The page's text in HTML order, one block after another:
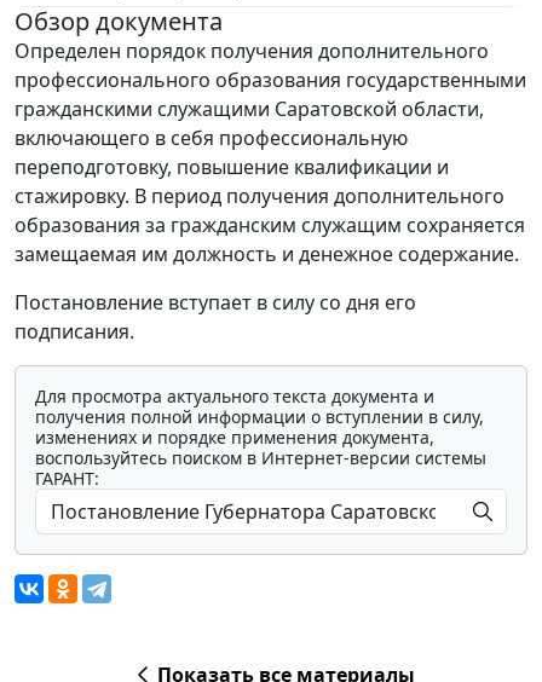
Обзор документа
Определен порядок получения дополнительного
профессионального образования государственными
гражданскими служащими Саратовской области,
включающего в себя профессиональную
переподготовку, повышение квалификации и
стажировку. В период получения дополнительного
образования за гражданским служащим сохраняется
замещаемая им должность и денежное содержание.
Постановление вступает в силу со дня его
подписания.
Для просмотра актуального текста документа и
получения полной информации о вступлении в силу,
изменениях и порядке применения документа,
воспользуйтесь поиском в Интернет-версии системы
ГАРАНТ:
Показать все материалы